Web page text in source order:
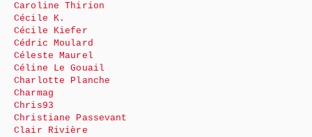
Caroline Thirion
Cécile K.
Cécile Kiefer
Cédric Moulard
Céleste Maurel
Céline Le Gouail
Charlotte Planche
Charmag
Chris93
Christiane Passevant
Clair Rivière